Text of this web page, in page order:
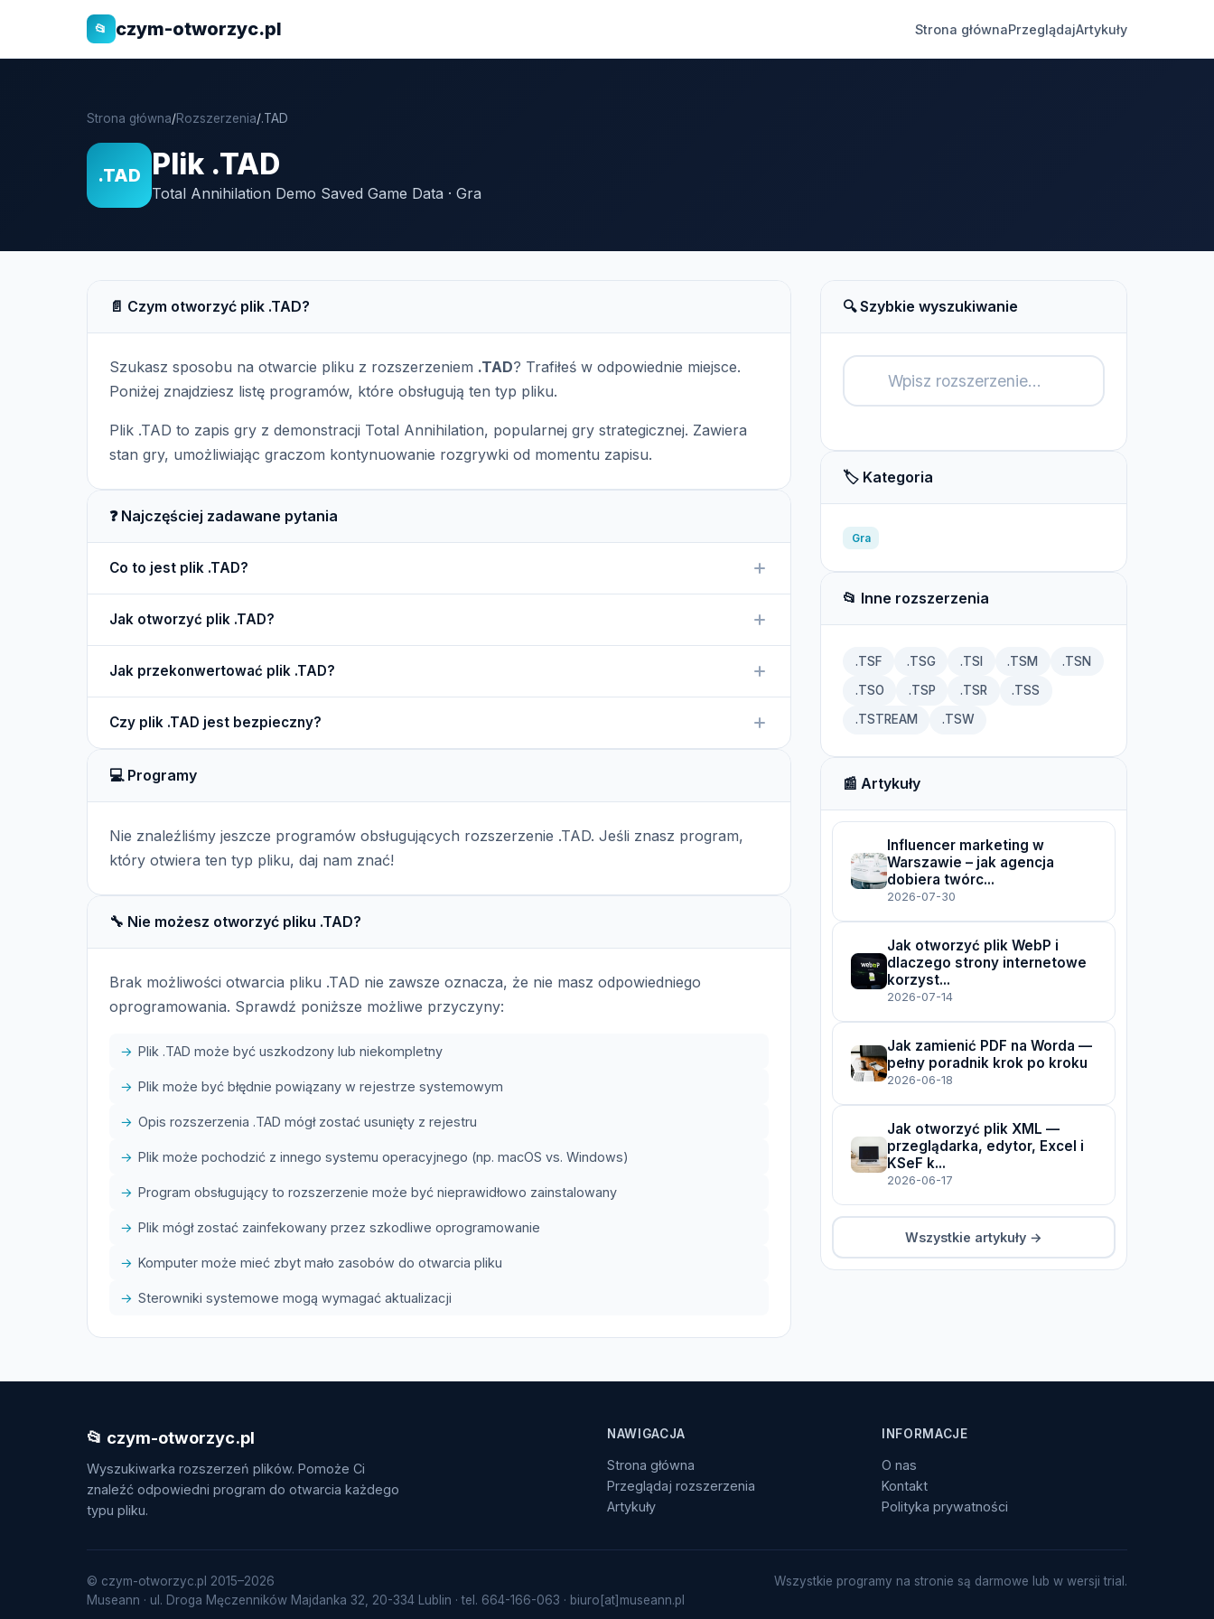
📂 czym-otworzyc.pl Strona głównaPrzeglądajArtykuły
Strona główna/Rozszerzenia/.TAD
.TAD Plik .TAD
Total Annihilation Demo Saved Game Data · Gra
📄 Czym otworzyć plik .TAD?
Szukasz sposobu na otwarcie pliku z rozszerzeniem .TAD? Trafiłeś w odpowiednie miejsce.
Poniżej znajdziesz listę programów, które obsługują ten typ pliku.
Plik .TAD to zapis gry z demonstracji Total Annihilation, popularnej gry strategicznej. Zawiera
stan gry, umożliwiając graczom kontynuowanie rozgrywki od momentu zapisu.
❓ Najczęściej zadawane pytania
Co to jest plik .TAD?
powracać do wcześniejszych momentów w grze.
Jak otworzyć plik .TAD?
Jak przekonwertować plik .TAD?
innym formacie, jeśli gra na to pozwala.
Czy plik .TAD jest bezpieczny?
otwarciem.
💻 Programy
Nie znaleźliśmy jeszcze programów obsługujących rozszerzenie .TAD. Jeśli znasz program,
który otwiera ten typ pliku, daj nam znać!
🔧 Nie możesz otworzyć pliku .TAD?
Brak możliwości otwarcia pliku .TAD nie zawsze oznacza, że nie masz odpowiedniego
oprogramowania. Sprawdź poniższe możliwe przyczyny:
Plik .TAD może być uszkodzony lub niekompletny
Plik może być błędnie powiązany w rejestrze systemowym
Opis rozszerzenia .TAD mógł zostać usunięty z rejestru
Plik może pochodzić z innego systemu operacyjnego (np. macOS vs. Windows)
Program obsługujący to rozszerzenie może być nieprawidłowo zainstalowany
Plik mógł zostać zainfekowany przez szkodliwe oprogramowanie
Komputer może mieć zbyt mało zasobów do otwarcia pliku
Sterowniki systemowe mogą wymagać aktualizacji
🔍 Szybkie wyszukiwanie
🏷️ Kategoria
Gra
📂 Inne rozszerzenia
.TSF .TSG .TSI .TSM .TSN
.TSO .TSP .TSR .TSS
.TSTREAM .TSW
📰 Artykuły
Influencer marketing w
Warszawie – jak agencja
dobiera twórc...
2026-07-30
Jak otworzyć plik WebP i
dlaczego strony internetowe
korzyst...
2026-07-14
Jak zamienić PDF na Worda —
pełny poradnik krok po kroku
2026-06-18
Jak otworzyć plik XML —
przeglądarka, edytor, Excel i
KSeF k...
2026-06-17
Wszystkie artykuły →
📂 czym-otworzyc.pl
Wyszukiwarka rozszerzeń plików. Pomoże Ci
znaleźć odpowiedni program do otwarcia każdego
typu pliku.
NAWIGACJA
Strona główna
Przeglądaj rozszerzenia
Artykuły
INFORMACJE
O nas
Kontakt
Polityka prywatności
© czym-otworzyc.pl 2015–2026
Wszystkie programy na stronie są darmowe lub w wersji trial.
Museann · ul. Droga Męczenników Majdanka 32, 20-334 Lublin · tel. 664-166-063 · biuro[at]museann.pl